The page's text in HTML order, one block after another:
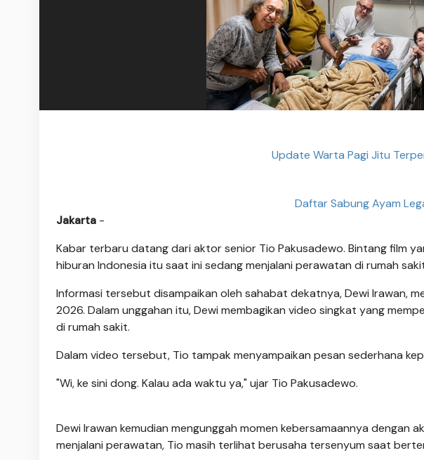
Update Warta Pagi Jitu
Daftar Sabung Ayam
Jakarta -
Kabar terbaru datang dari aktor senior Tio Pakusadewo. Bintang film
hiburan Indonesia itu saat ini sedang menjalani perawatan di rumah
Informasi tersebut disampaikan oleh sahabat dekatnya, Dewi Irawan,
2026. Dalam unggahan itu, Dewi membagikan video singkat yang
di rumah sakit.
Dalam video tersebut, Tio tampak menyampaikan pesan sederhana
"Wi, ke sini dong. Kalau ada waktu ya," ujar Tio Pakusadewo.
Dewi Irawan kemudian mengunggah momen kebersamaannya dengan
menjalani perawatan, Tio masih terlihat berusaha tersenyum saat